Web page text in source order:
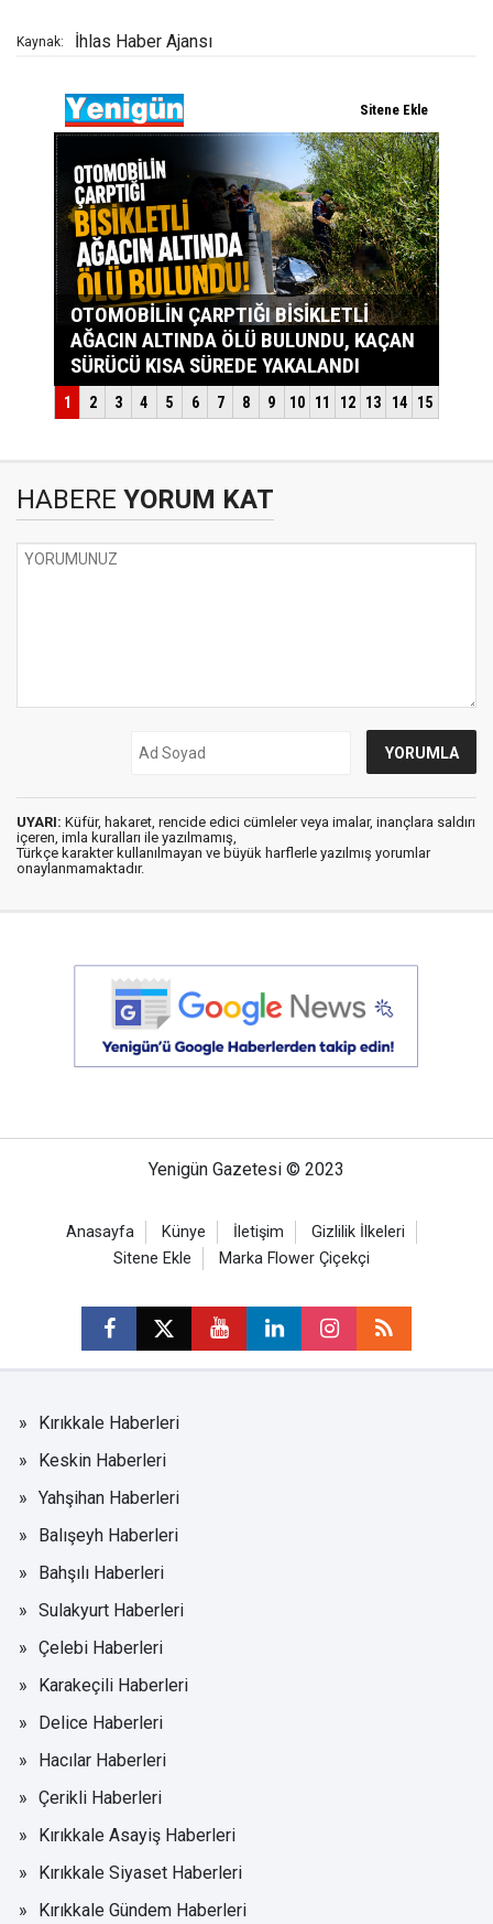
Kaynak: İhlas Haber Ajansı
HABERE YORUM KAT
UYARI: Küfür, hakaret, rencide edici cümleler veya imalar, inançlara saldırı
içeren, imla kuralları ile yazılmamış,
Türkçe karakter kullanılmayan ve büyük harflerle yazılmış yorumlar
onaylanmamaktadır.
Yenigün Gazetesi © 2023
Anasayfa Künye İletişim
Gizlilik İlkeleri
Sitene Ekle
Marka Flower Çiçekçi
Kırıkkale Haberleri
Keskin Haberleri
Yahşihan Haberleri
Balışeyh Haberleri
Bahşılı Haberleri
Sulakyurt Haberleri
Çelebi Haberleri
Karakeçili Haberleri
Delice Haberleri
Hacılar Haberleri
Çerikli Haberleri
Kırıkkale Asayiş Haberleri
Kırıkkale Siyaset Haberleri
Kırıkkale Gündem Haberleri